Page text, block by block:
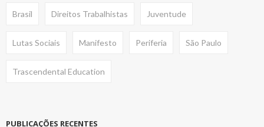
Brasil Direitos Trabalhistas Juventude
Lutas Sociais Manifesto Periferia São Paulo
Trascendental Education
PUBLICAÇÕES RECENTES